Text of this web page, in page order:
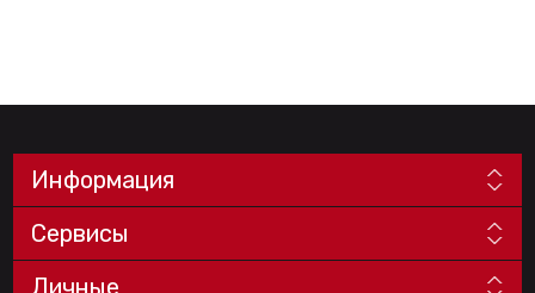
Информация
Сервисы